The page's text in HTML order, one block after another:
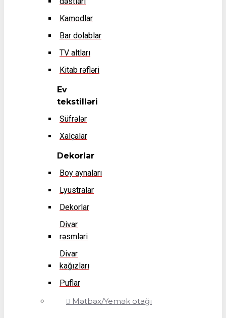
Kamodlar
Bar dolablar
TV altları
Kitab rəfləri
Ev
tekstilləri
Süfrələr
Xalçalar
Dekorlar
Boy aynaları
Lyustralar
Dekorlar
Divar
rəsmləri
Divar
kağızları
Puflar
Mətbəx/Yemək otağı